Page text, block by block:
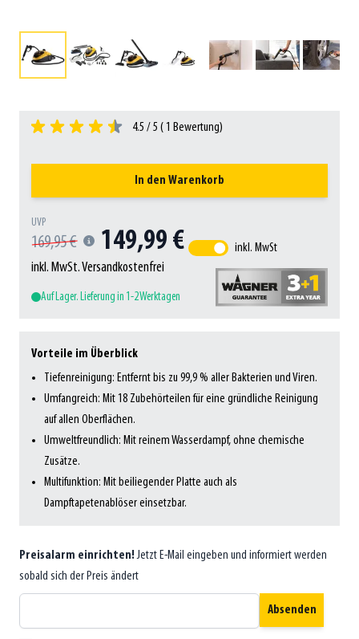
4.5 / 5 ( 1 Bewertung)
In den Warenkorb
UVP
169,95 € 149,99 €
inkl. MwSt. Versandkostenfrei
inkl. MwSt
Auf Lager. Lieferung in 1-2 Werktagen
Vorteile im Überblick
Tiefenreinigung: Entfernt bis zu 99,9 % aller Bakterien und Viren.
Umfangreich: Mit 18 Zubehörteilen für eine gründliche Reinigung
auf allen Oberflächen.
Umweltfreundlich: Mit reinem Wasserdampf, ohne chemische
Zusätze.
Multifunktion: Mit beiliegender Platte auch als
Dampftapetenablöser einsetzbar.
Preisalarm einrichten! Jetzt E-Mail eingeben und informiert werden
sobald sich der Preis ändert
Absenden